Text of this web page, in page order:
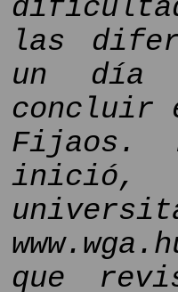
las
un día
concluir
Fijaos.
inició,
que